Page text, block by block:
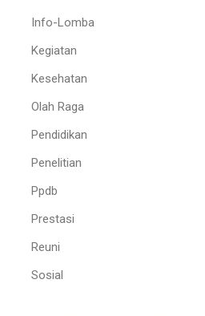
Info-Lomba
Kegiatan
Kesehatan
Olah Raga
Pendidikan
Penelitian
Ppdb
Prestasi
Reuni
Sosial